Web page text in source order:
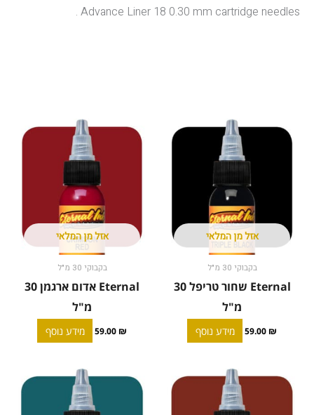
Advance Liner 18 0.30 mm cartridge needles .
אזל מן המלאי
בקבוקי 30 מ"ל
Eternal שחור טריפל 30
מ"ל
59.00 ₪ מידע נוסף
אזל מן המלאי
בקבוקי 30 מ"ל
Eternal אדום ארגמן 30
מ"ל
59.00 ₪ מידע נוסף